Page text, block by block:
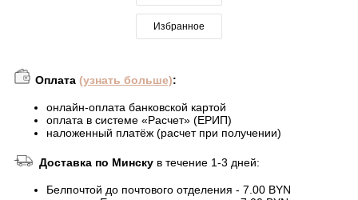
Избранное
Оплата (узнать больше):
онлайн-оплата банковской картой
оплата в системе «Расчет» (ЕРИП)
наложенный платёж (расчет при получении)
Доставка по Минску в течение 1-3 дней:
Белпочтой до почтового отделения - 7.00 BYN